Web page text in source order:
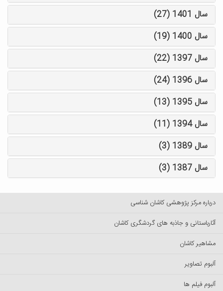
سال 1401 (27)
سال 1400 (19)
سال 1397 (22)
سال 1396 (24)
سال 1395 (13)
سال 1394 (11)
سال 1389 (3)
سال 1387 (3)
درباره مرکز پژوهشی کاشان شناسی
آثارباستانی و جاذبه های گردشگری کاشان
مشاهیر کاشان
آلبوم تصاویر
آلبوم فیلم ها